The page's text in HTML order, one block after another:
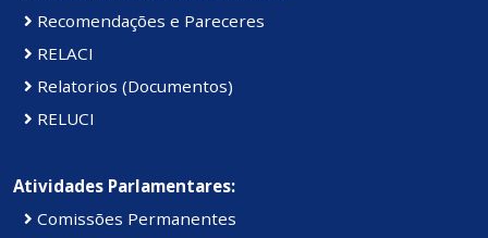
Recomendações e Pareceres
RELACI
Relatorios (Documentos)
RELUCI
Atividades Parlamentares:
Comissões Permanentes